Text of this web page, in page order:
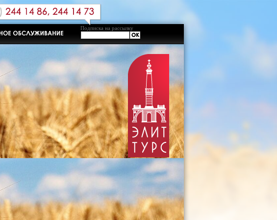
Подписка на рассылку